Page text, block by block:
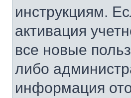
инструкциям.
активация
все новые
либо
информация